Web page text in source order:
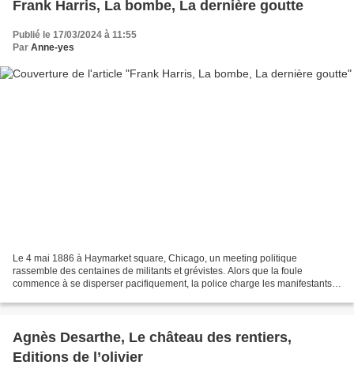
Frank Harris, La bombe, La dernière goutte
Publié le 17/03/2024 à 11:55
Par Anne-yes
Le 4 mai 1886 à Haymarket square, Chicago, un meeting politique
rassemble des centaines de militants et grévistes. Alors que la foule
commence à se disperser pacifiquement, la police charge les manifestants
Agnès Desarthe, Le château des rentiers,
Editions de l’olivier